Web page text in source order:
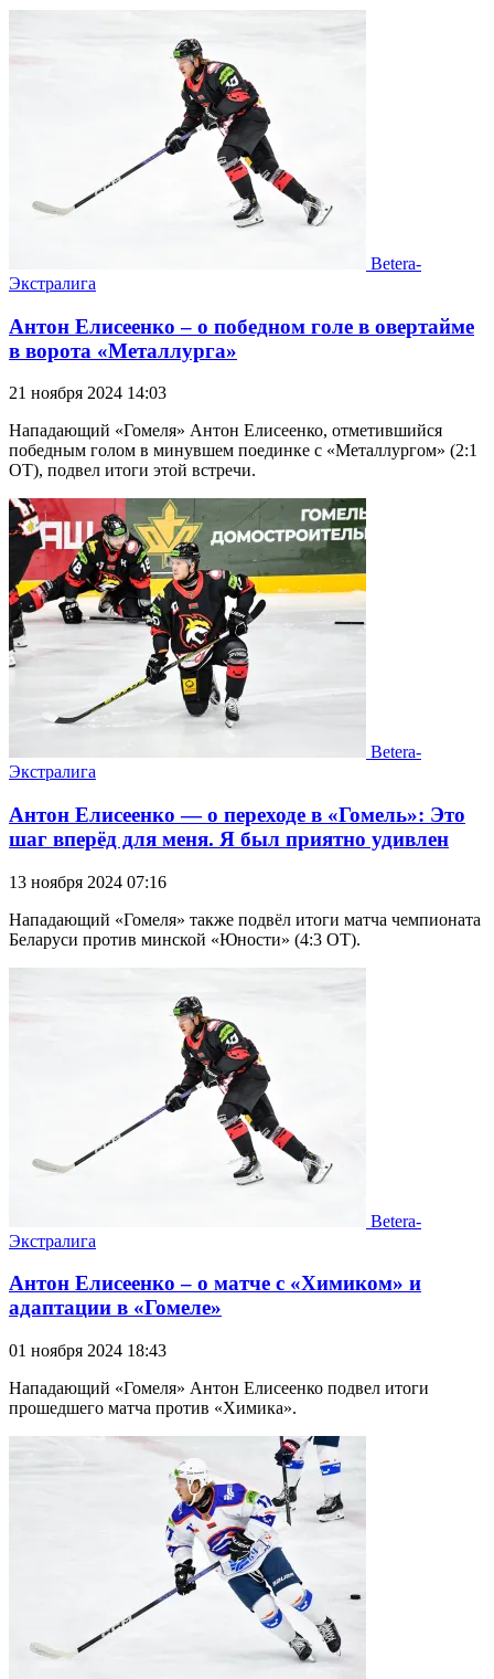
Betera-
Экстралига
Антон Елисеенко – о победном голе в овертайме
в ворота «Металлурга»
21 ноября 2024 14:03
Нападающий «Гомеля» Антон Елисеенко, отметившийся
победным голом в минувшем поединке с «Металлургом» (2:1
ОТ), подвел итоги этой встречи.
Betera-
Экстралига
Антон Елисеенко — о переходе в «Гомель»: Это
шаг вперёд для меня. Я был приятно удивлен
13 ноября 2024 07:16
Нападающий «Гомеля» также подвёл итоги матча чемпионата
Беларуси против минской «Юности» (4:3 ОТ).
Betera-
Экстралига
Антон Елисеенко – о матче с «Химиком» и
адаптации в «Гомеле»
01 ноября 2024 18:43
Нападающий «Гомеля» Антон Елисеенко подвел итоги
прошедшего матча против «Химика».